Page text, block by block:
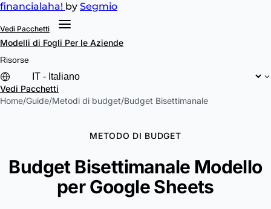
financialaha! by Segmio
Vedi Pacchetti
Modelli di Fogli Per le Aziende
Risorse
Vedi Pacchetti
Home/Guide/Metodi di budget/Budget Bisettimanale
METODO DI BUDGET
Budget Bisettimanale Modello
per Google Sheets